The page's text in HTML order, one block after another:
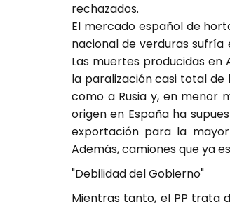
rechazados.
El mercado español de
nacional de verduras
Las muertes producidas en
la paralización casi total de
como a Rusia y, en menor
origen en España ha
exportación para la
Además, camiones que ya
"Debilidad del Gobierno"
Mientras tanto, el PP trata